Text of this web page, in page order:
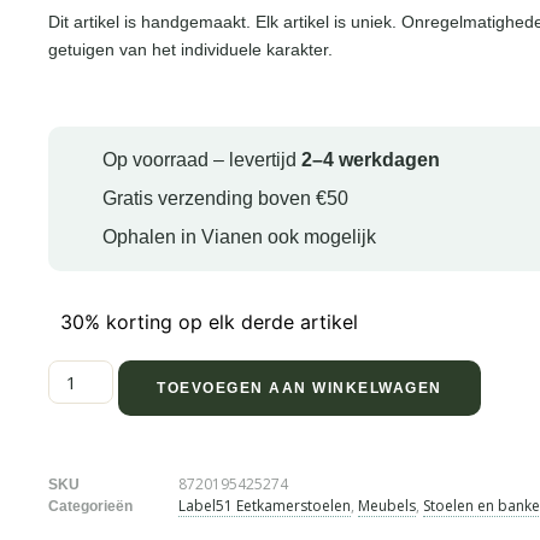
Dit artikel is handgemaakt. Elk artikel is uniek.
getuigen van het individuele karakter.
Op voorraad – levertijd 2–4 werkdagen
Gratis verzending boven €50
Ophalen in Vianen ook mogelijk
30% korting op elk derde artikel
TOEVOEGEN AAN WINKELWAGEN
SKU 8720195425274
Categorieën Label51 Eetkamerstoelen, Meubels, Stoelen en